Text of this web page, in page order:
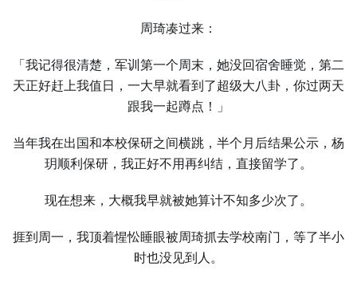
周琦凑过来：
「我记得很清楚，军训第一个周末，她没回宿舍睡觉，第二
天正好赶上我值日，一大早就看到了超级大八卦，你过两天
跟我一起蹲点！」
当年我在出国和本校保研之间横跳，半个月后结果公示，杨
玥顺利保研，我正好不用再纠结，直接留学了。
现在想来，大概我早就被她算计不知多少次了。
捱到周一，我顶着惺忪睡眼被周琦抓去学校南门，等了半小
时也没见到人。